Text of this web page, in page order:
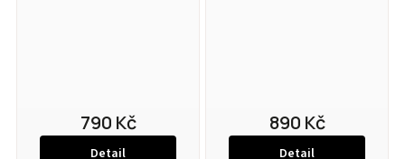
790 Kč
Detail
890 Kč
Detail